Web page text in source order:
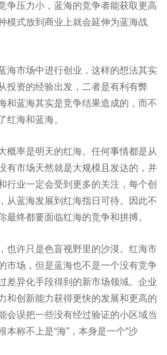
争压力小，蓝海的竞争者能获取更高
模式放到商业上就会延伸为蓝海战
海市场中进行创业，这样的想法其实
投资的经验出发，二者是有利有弊
和蓝海其实是竞争结果造成的，而不
红海和蓝海。
概率是明天的红海。任何事情都是从
有市场天然就是大规模且发达的，并
行业一定会受到更多的关注，每个创
从蓝海发展到红海指日可待。因此不
最终都要面临红海的竞争和拼搏。
也许只是⾊盲视野⾥的沙漠。红海市
市场，但是蓝海也不是一个没有竞争
差异化手段得到的新市场领域。企业
和创新能力获得更快的发展和更高的
会误把一些没有经过验证的小区域当
本称不上是“海”，本身是一个“沙